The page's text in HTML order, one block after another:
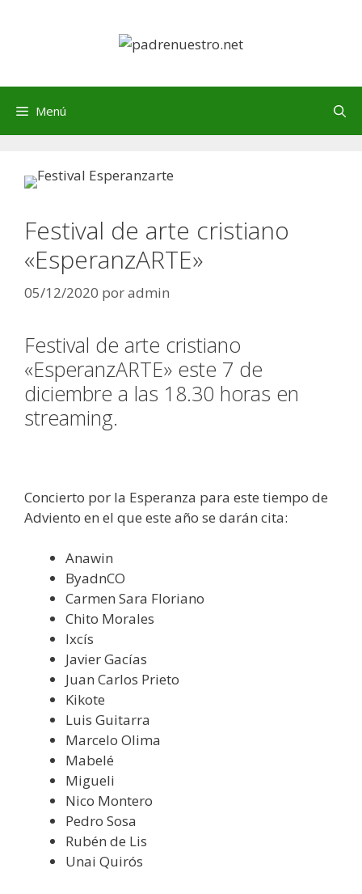
Menú
Festival de arte cristiano
«EsperanzARTE»
05/12/2020 poradmin
Festival de arte cristiano
«EsperanzARTE» este 7 de
diciembre a las 18.30 horas en
streaming.
Concierto por la Esperanza para este tiempo de
Adviento en el que este año se darán cita:
Anawin
ByadnCO
Carmen Sara Floriano
Chito Morales
Ixcís
Javier Gacías
Juan Carlos Prieto
Kikote
Luis Guitarra
Marcelo Olima
Mabelé
Migueli
Nico Montero
Pedro Sosa
Rubén de Lis
Unai Quirós